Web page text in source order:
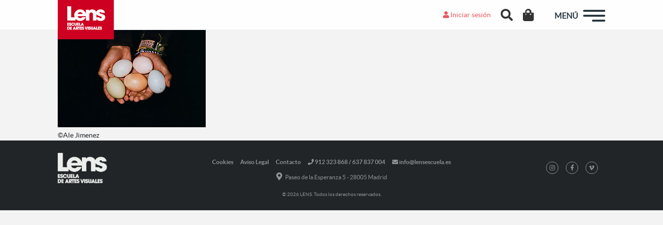
Iniciar sesión MENÚ
©Ale Jimenez
Cookies Aviso Legal Contacto 912 323 868 / 637 837 004 info@lensescuela.es
Paseo de la Esperanza 5 - 28005 Madrid
© 2026 LENS. Todos los derechos reservados.